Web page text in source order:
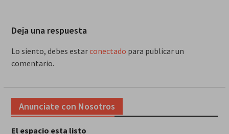
Deja una respuesta
Lo siento, debes estarconectado para publicar un
comentario.
Anunciate con Nosotros
El espacio esta listo